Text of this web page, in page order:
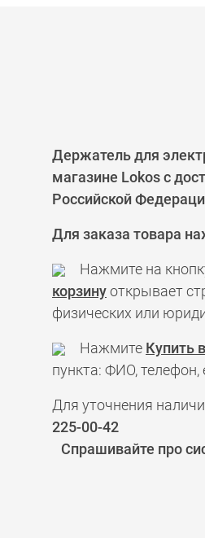
Держатель для
магазине Lokos с
Российской
Для заказа товара
Нажмите на
корзинуоткрывает
физических или
Нажмите Купить
пункта: ФИО,
Для уточнения
225-00-42
Спрашивайте про